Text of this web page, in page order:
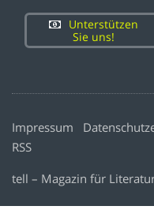
Unterstützen
Sie uns!
Impressum
RSS
tell – Magazin für